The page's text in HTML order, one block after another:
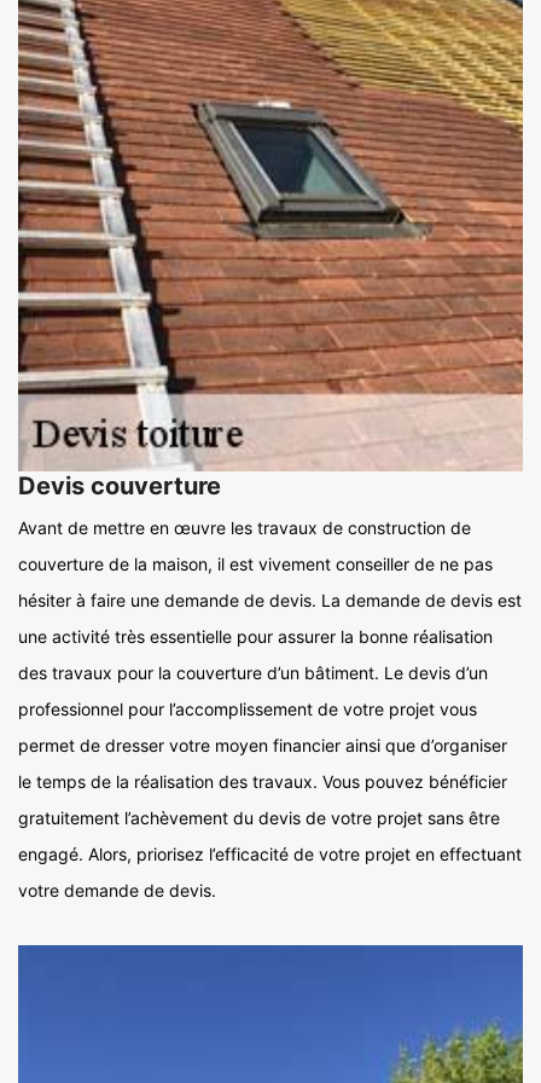
Devis couverture
Avant de mettre en œuvre les travaux de construction de
couverture de la maison, il est vivement conseiller de ne pas
hésiter à faire une demande de devis. La demande de devis est
une activité très essentielle pour assurer la bonne réalisation
des travaux pour la couverture d’un bâtiment. Le devis d’un
professionnel pour l’accomplissement de votre projet vous
permet de dresser votre moyen financier ainsi que d’organiser
le temps de la réalisation des travaux. Vous pouvez bénéficier
gratuitement l’achèvement du devis de votre projet sans être
engagé. Alors, priorisez l’efficacité de votre projet en effectuant
votre demande de devis.